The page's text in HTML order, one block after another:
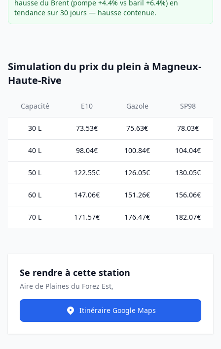
hausse du Brent (pompe +4.4% vs baril +6.4%) en
tendance sur 30 jours — hausse contenue.
Simulation du prix du plein à Magneux-
Haute-Rive
Capacité E10 Gazole SP98
30 L 73.53€ 75.63€ 78.03€
40 L 98.04€ 100.84€ 104.04€
50 L 122.55€ 126.05€ 130.05€
60 L 147.06€ 151.26€ 156.06€
70 L 171.57€ 176.47€ 182.07€
Se rendre à cette station
Aire de Plaines du Forez Est,
Itinéraire Google Maps